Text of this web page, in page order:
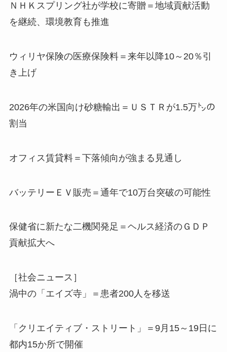
ＮＨＫスプリング社が学校に寄贈＝地域貢献活動
を継続、環境教育も推進
ウィリヤ保険の医療保険料＝来年以降10～20％引
き上げ
2026年の米国向け砂糖輸出＝ＵＳＴＲが1.5万㌧の
割当
オフィス賃貸料＝下落傾向が強まる見通し
バッテリーＥＶ販売＝通年で10万台突破の可能性
保健省に新たな二機関発足＝ヘルス経済のＧＤＰ
貢献拡大へ
［社会ニュース］
渦中の「エイズ寺」＝患者200人を移送
「クリエイティブ・ストリート」＝9月15～19日に
都内15か所で開催